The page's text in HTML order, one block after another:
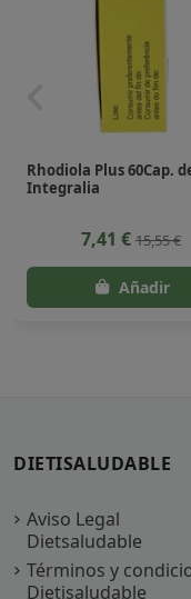
Rhodiola Plus 60Cap.
Integralia
7,41 € 15,55 €
DIETISALUDABLE
Aviso Legal
Dietsaludable
Términos y
Dietisaludable